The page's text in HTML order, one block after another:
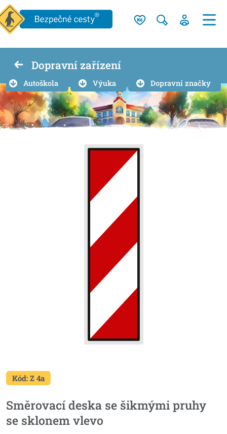
Dopravní zařízení
Autoškola Výuka Dopravní značky
Kód: Z 4a
Směrovací deska se šikmými pruhy
se sklonem vlevo